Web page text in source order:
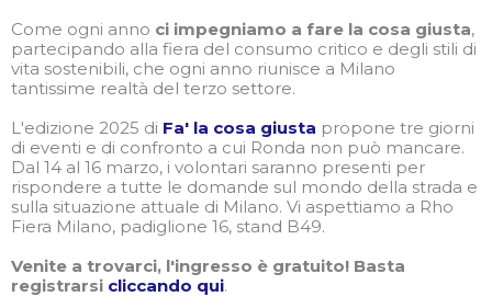
Come ogni anno ci impegniamo a fare la cosa giusta,
partecipando alla fiera del consumo critico e degli stili di
vita sostenibili, che ogni anno riunisce a Milano
tantissime realtà del terzo settore.
L'edizione 2025 di Fa' la cosa giusta propone tre giorni
di eventi e di confronto a cui Ronda non può mancare.
Dal 14 al 16 marzo, i volontari saranno presenti per
rispondere a tutte le domande sul mondo della strada e
sulla situazione attuale di Milano. Vi aspettiamo a Rho
Fiera Milano, padiglione 16, stand B49.
Venite a trovarci, l'ingresso è gratuito! Basta
registrarsi cliccando qui.